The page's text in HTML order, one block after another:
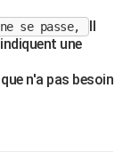
se passe,
Il
une
n'a pas besoin